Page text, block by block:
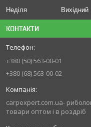
Неділя
Вихідний
КОНТАКТИ
+380 (50) 563-00-01
+380 (68) 563-00-02
carpexpert.com.ua-
товари оптом і в роздріб